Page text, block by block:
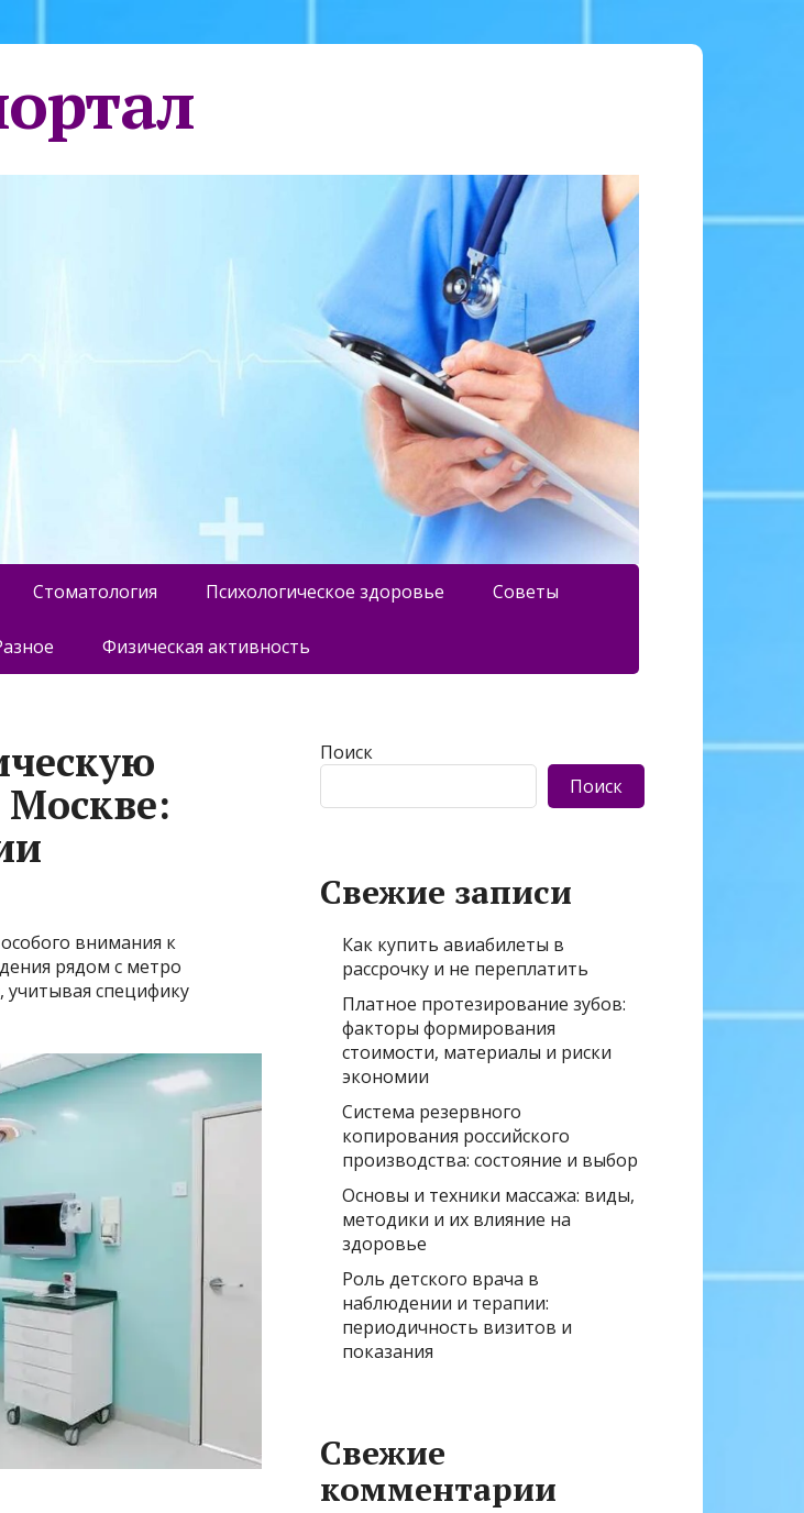
Стоматология Психологическое здоровье Советы
Физическая активность
внимания к
рядом с метро
специфику
Поиск
Поиск
Свежие записи
Как купить авиабилеты в
рассрочку и не переплатить
Платное протезирование зубов:
факторы формирования
стоимости, материалы и риски
экономии
Система резервного
копирования российского
производства: состояние и выбор
Основы и техники массажа: виды,
методики и их влияние на
здоровье
Роль детского врача в
наблюдении и терапии:
периодичность визитов и
показания
Свежие
комментарии